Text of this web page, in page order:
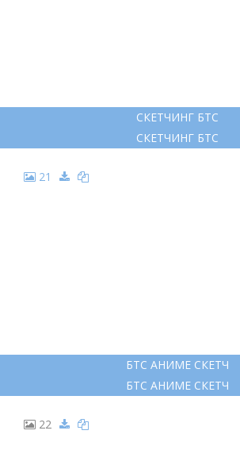
СКЕТЧИНГ БТС
СКЕТЧИНГ БТС
21
БТС АНИМЕ СКЕТЧ
БТС АНИМЕ СКЕТЧ
22